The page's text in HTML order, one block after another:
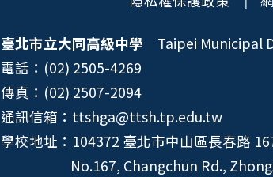
臺北市立大同高級中學 Taipei Municipal
電話：(02) 2505-4269
傳真：(02) 2507-2094
通訊信箱：ttshga@ttsh.tp.edu.tw
學校地址：104372 臺北市中山區長春路
No.167, Changchun Rd.,